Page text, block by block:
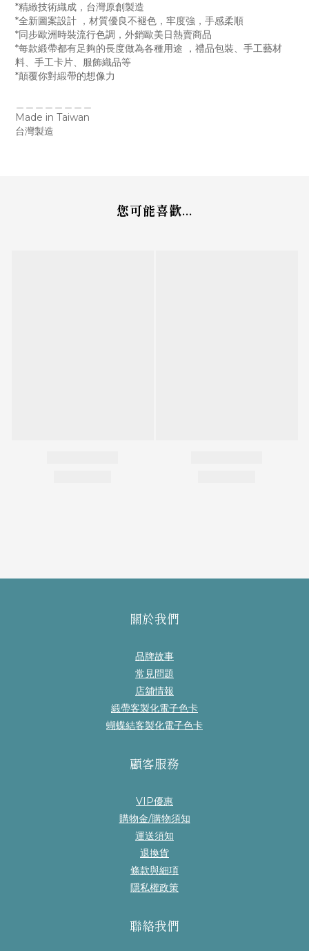
*精緻技術織成，台灣原創製造
*全新圖案設計 ，材質優良不褪色，牢度強，手感柔順
*同步歐洲時裝流行色調，外銷歐美日熱賣商品
*每款緞帶都有足夠的長度做為各種用途 ，禮品包裝、手工藝材
料、手工卡片、服飾織品等
*顛覆你對緞帶的想像力
Made in Taiwan
台灣製造
您可能喜歡...
關於我們
品牌故事
常見問題
店舖情報
緞帶客製化電子色卡
蝴蝶結客製化電子色卡
顧客服務
VIP優惠
購物金/購物須知
運送須知
退換貨
條款與細項
隱私權政策
聯絡我們